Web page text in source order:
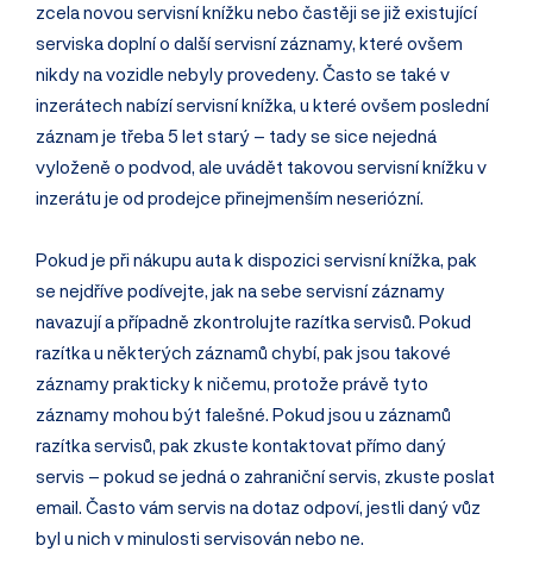
zcela novou servisní knížku nebo častěji se již existující
serviska doplní o další servisní záznamy, které ovšem
nikdy na vozidle nebyly provedeny. Často se také v
inzerátech nabízí servisní knížka, u které ovšem poslední
záznam je třeba 5 let starý – tady se sice nejedná
vyloženě o podvod, ale uvádět takovou servisní knížku v
inzerátu je od prodejce přinejmenším neseriózní.
Pokud je při nákupu auta k dispozici servisní knížka, pak
se nejdříve podívejte, jak na sebe servisní záznamy
navazují a případně zkontrolujte razítka servisů. Pokud
razítka u některých záznamů chybí, pak jsou takové
záznamy prakticky k ničemu, protože právě tyto
záznamy mohou být falešné. Pokud jsou u záznamů
razítka servisů, pak zkuste kontaktovat přímo daný
servis – pokud se jedná o zahraniční servis, zkuste poslat
email. Často vám servis na dotaz odpoví, jestli daný vůz
byl u nich v minulosti servisován nebo ne.